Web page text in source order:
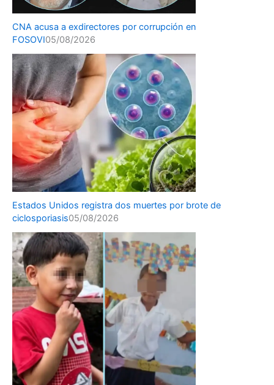
CNA acusa a exdirectores por corrupción en
FOSOVI05/08/2026
Estados Unidos registra dos muertes por brote de
ciclosporiasis05/08/2026